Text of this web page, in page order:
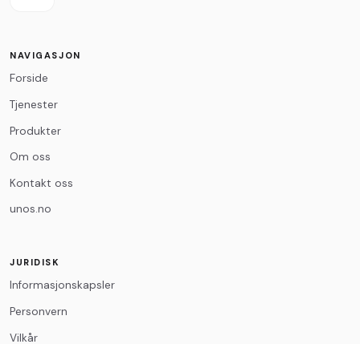
NAVIGASJON
Forside
Tjenester
Produkter
Om oss
Kontakt oss
unos.no
JURIDISK
Informasjonskapsler
Personvern
Vilkår